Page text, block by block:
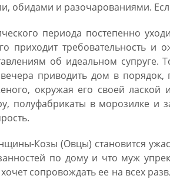
обидами и разочарованиями.
периода постепенно
приходит требовательность и
об идеальном
приводить дом в порядок,
окружая его своей
полуфабрикаты в морозилке и
Козы (Овцы) становится
по дому и что муж
хочет сопровождать ее на всех